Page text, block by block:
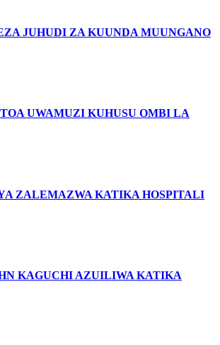
JUHUDI ZA KUUNDA MUUNGANO
UWAMUZI KUHUSU OMBI LA
ZALEMAZWA KATIKA HOSPITALI
KAGUCHI AZUILIWA KATIKA